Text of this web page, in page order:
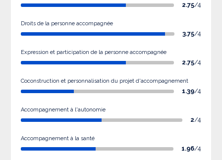
2.75/4
Droits de la personne accompagnée
3.75/4
Expression et participation de la personne accompagnée
2.75/4
Coconstruction et personnalisation du projet d'accompagnement
1.39/4
Accompagnement à l'autonomie
2/4
Accompagnement à la santé
1.96/4